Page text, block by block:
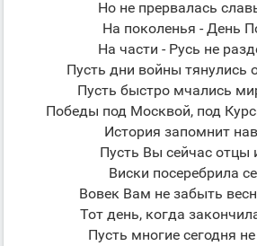
Но не прервалась
На поколенья - День
На части - Русь не
Пусть дни войны тянулись
Пусть быстро мчались
Победы под Москвой, под
История запомнит
Пусть Вы сейчас отцы
Виски посеребрила
Вовек Вам не забыть
Тот день, когда
Пусть многие сегодня